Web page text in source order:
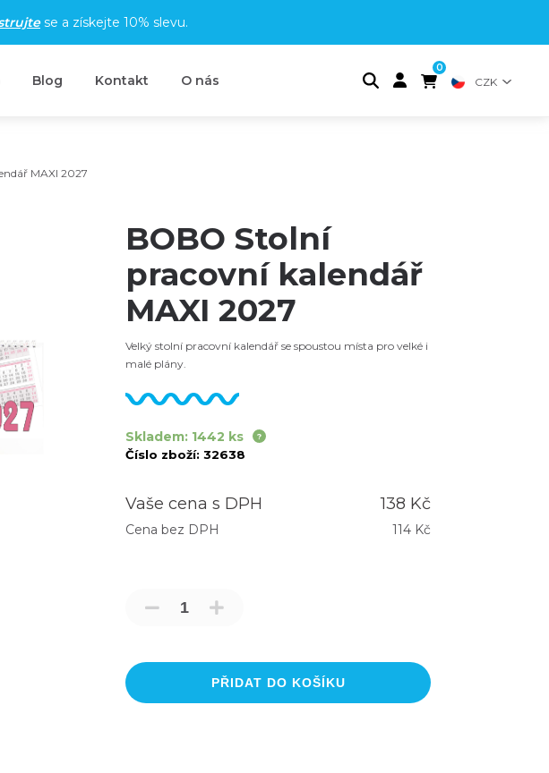
se a získejte 10% slevu.
Blog Kontakt O nás
0
CZK
MAXI 2027
BOBO Stolní
pracovní kalendář
MAXI 2027
Velký stolní pracovní kalendář se spoustou místa pro velké i
malé plány.
Skladem: 1442 ks
Číslo zboží: 32638
Vaše cena s DPH 138 Kč
Cena bez DPH 114 Kč
PŘIDAT DO KOŠÍKU